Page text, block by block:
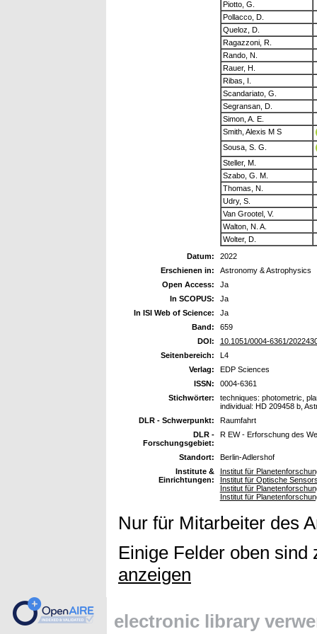
Piotto, G.
Pollacco, D.
Queloz, D.
Ragazzoni, R.
Rando, N.
Rauer, H.
Ribas, I.
Scandariato, G.
Segransan, D.
Simon, A. E.
Smith, Alexis M S
Sousa, S. G.
Steller, M.
Szabo, G. M.
Thomas, N.
Udry, S.
Van Grootel, V.
Walton, N. A.
Wolter, D.
Datum:
2022
Erschienen in:
Astronomy & Astrophysics
Open Access:
Ja
In SCOPUS:
Ja
In ISI Web of Science:
Ja
Band:
659
DOI:
10.1051/0004-6361/
Seitenbereich:
L4
Verlag:
EDP Sciences
ISSN:
0004-6361
Stichwörter:
techniques: photometric,
individual: HD 209458 b,
DLR - Schwerpunkt:
Raumfahrt
DLR -
Forschungsgebiet:
R EW - Erforschung des
Standort:
Berlin-Adlershof
Institute &
Einrichtungen:
Institut für
Institut für Optische
Institut für
Institut für
Nur für Mitarbeiter des
Einige Felder oben
anzeigen
electronic library